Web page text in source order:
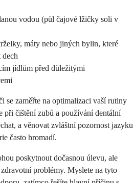
vodou (půl čajové lžičky soli v
máty nebo jiných bylin, které
dech
jídlům před důležitými
se zaměřte na optimalizaci vaší rutiny
při čištění zubů a používání dentální
a věnovat zvláštní pozornost jazyku
často hromadí.
poskytnout dočasnou úlevu, ale
problémy. Myslete na tyto